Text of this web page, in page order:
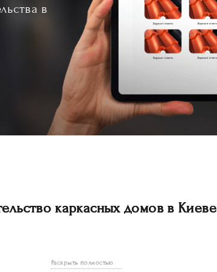
в
каркасных домов в Киеве
magni numquam?Раскрыть полностью